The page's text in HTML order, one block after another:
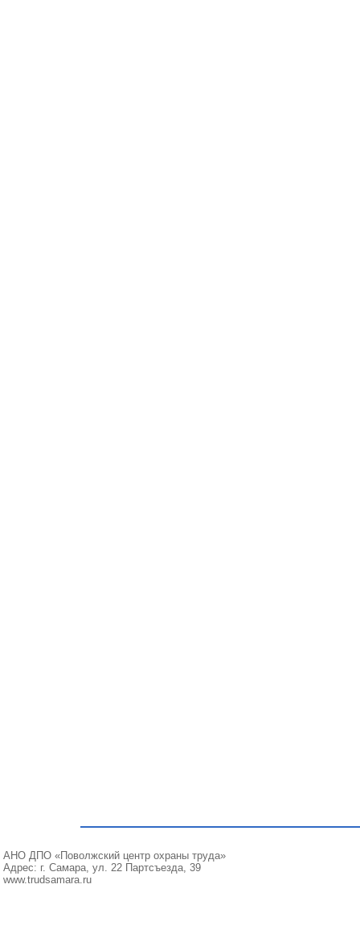
АНО ДПО «Поволжский центр охраны труда»
Адрес: г. Самара, ул. 22 Партсъезда, 39
www.trudsamara.ru